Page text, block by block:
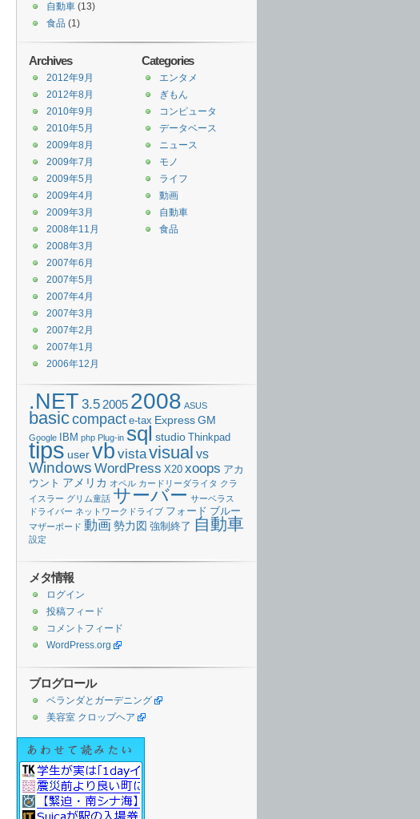
自動車 (13)
食品 (1)
Categories
エンタメ
ぎもん
コンピュータ
データベース
ニュース
モノ
ライフ
動画
自動車
食品
Archives
2012年9月
2012年8月
2010年9月
2010年5月
2009年8月
2009年7月
2009年5月
2009年4月
2009年3月
2008年11月
2008年3月
2007年6月
2007年5月
2007年4月
2007年3月
2007年2月
2007年1月
2006年12月
.NET 3.5 2005 2008 ASUS
basiccompact e-tax ExpressGM
Google IBM php Plug-in sql studio Thinkpad
tips uservb vistavisual vs
Windows WordPress X20 xoops アカ
ウント アメリカ オペル カードリーダライタ クラ
イスラー グリム童話 サーバー サーベラス
ドライバー ネットワークドライブ フォード ブルー
マザーボード 動画勢力図 強制終了 自動車
設定
メタ情報
ログイン
投稿フィード
コメントフィード
WordPress.org
ブログロール
ベランダとガーデニング
美容室 クロップヘア